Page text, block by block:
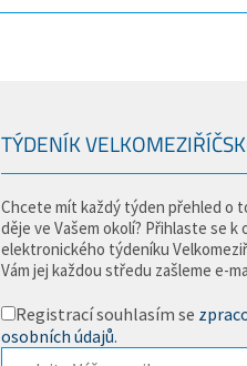
TÝDENÍK
Chcete mít každý týden přehled o
děje ve Vašem okolí? Přihlaste se k
elektronického týdeníku
Vám jej každou středu zašleme e-
Registrací souhlasím se
osobních údajů.